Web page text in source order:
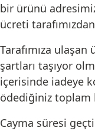
bir ürünü
ücreti
Tarafımıza
şartları taşıyor
içerisinde iadeye
ödediğiniz toplam
Cayma süresi